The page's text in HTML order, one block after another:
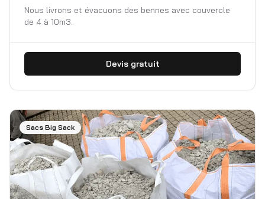
Nous livrons et évacuons des bennes avec couvercle
de 4 à 10m3.
Devis gratuit
Sacs Big Sack